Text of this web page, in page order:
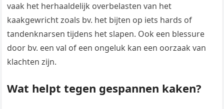
vaak het herhaaldelijk overbelasten van het
kaakgewricht zoals bv. het bijten op iets hards of
tandenknarsen tijdens het slapen. Ook een blessure
door bv. een val of een ongeluk kan een oorzaak van
klachten zijn.
Wat helpt tegen gespannen kaken?